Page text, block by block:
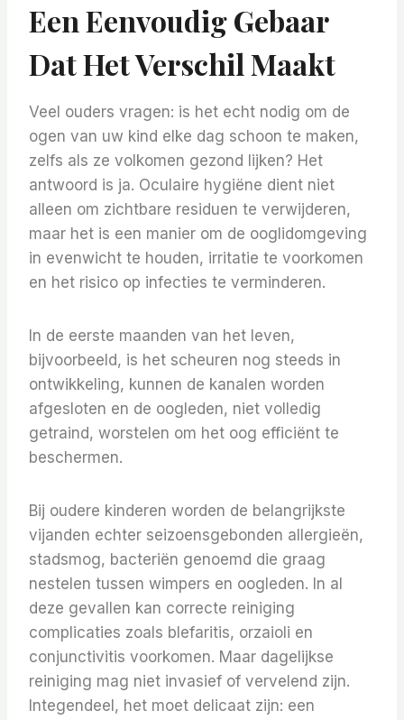
Een Eenvoudig Gebaar
Dat Het Verschil Maakt
Veel ouders vragen: is het echt nodig om de
ogen van uw kind elke dag schoon te maken,
zelfs als ze volkomen gezond lijken? Het
antwoord is ja. Oculaire hygiëne dient niet
alleen om zichtbare residuen te verwijderen,
maar het is een manier om de ooglidomgeving
in evenwicht te houden, irritatie te voorkomen
en het risico op infecties te verminderen.
In de eerste maanden van het leven,
bijvoorbeeld, is het scheuren nog steeds in
ontwikkeling, kunnen de kanalen worden
afgesloten en de oogleden, niet volledig
getraind, worstelen om het oog efficiënt te
beschermen.
Bij oudere kinderen worden de belangrijkste
vijanden echter seizoensgebonden allergieën,
stadsmog, bacteriën genoemd die graag
nestelen tussen wimpers en oogleden. In al
deze gevallen kan correcte reiniging
complicaties zoals blefaritis, orzaioli en
conjunctivitis voorkomen. Maar dagelijkse
reiniging mag niet invasief of vervelend zijn.
Integendeel, het moet delicaat zijn: een